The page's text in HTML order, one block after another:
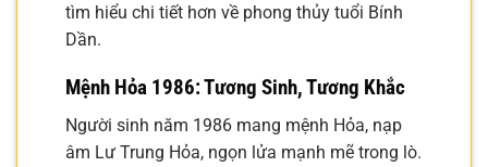
tìm hiểu chi tiết hơn về phong thủy tuổi Bính
Dần.
Mệnh Hỏa 1986: Tương Sinh, Tương Khắc
Người sinh năm 1986 mang mệnh Hỏa, nạp
âm Lư Trung Hỏa, ngọn lửa mạnh mẽ trong lò.